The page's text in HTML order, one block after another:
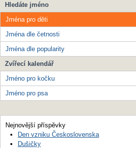
Hledáte jméno
Jména pro děti
Jména dle četnosti
Jména dle popularity
Zvířecí kalendář
Jméno pro kočku
Jméno pro psa
Nejnovější příspěvky
Den vzniku Československa
Dušičky